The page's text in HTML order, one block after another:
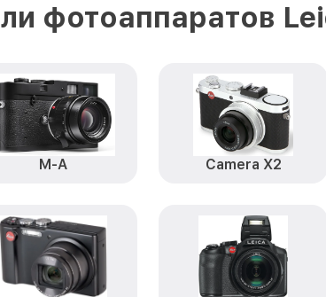
фотоаппаратов
M-A Camera X2